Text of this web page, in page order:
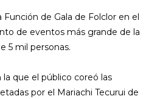
Función de Gala de Folclor en el
de eventos más grande de la
5 mil personas.
que el público coreó las
por el Mariachi Tecurui de